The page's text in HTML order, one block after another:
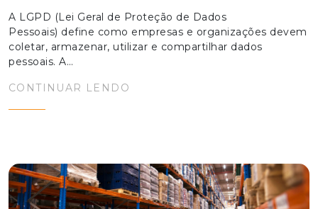
A LGPD (Lei Geral de Proteção de Dados
Pessoais) define como empresas e organizações devem
coletar, armazenar, utilizar e compartilhar dados
pessoais. A…
CONTINUAR LENDO